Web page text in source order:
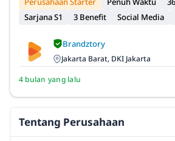
Sarjana S1
3 Benefit Social Media
Brandztory
Jakarta Barat, DKI Jakarta
4 bulan yang lalu
Tentang Perusahaan